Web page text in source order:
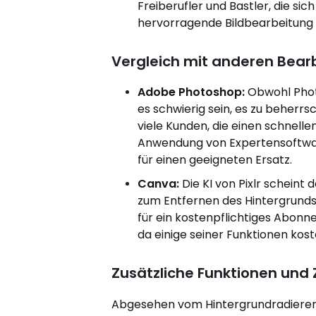
Freiberufler und Bastler, die
hervorragende Bildbearbeitung
Vergleich mit anderen
Adobe Photoshop:Obwohl
es schwierig sein, es zu
viele Kunden, die einen
Anwendung von
für einen geeigneten Ersatz.
Canva: Die KI von Pixlr scheint
zum Entfernen des
für ein kostenpflichtiges
da einige seiner Funktionen
Zusätzliche Funktionen
Abgesehen vom